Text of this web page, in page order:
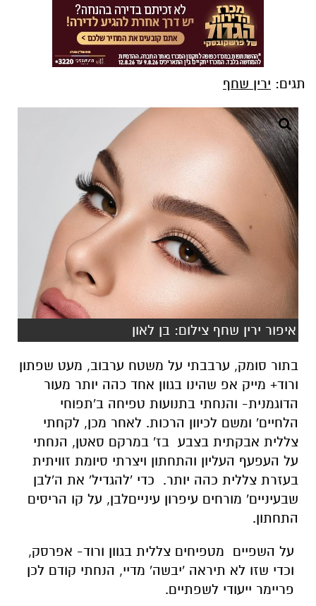
תגים: ירין שחף
איפור ירין שחף צילום: בן לאון
בתור סומק, ערבבתי על משטח ערבוב, מעט שפתון
ורוד+ מייק אפ שהינו בגוון אחד כהה יותר מעור
הדוגמנית- והנחתי בתנועות טפיחה ב'תפוחי
הלחיים' ומשם לכיוון הרכות. לאחר מכן, לקחתי
צללית אבקתית בצבע בז' במרקם סאטן, הנחתי
על העפעף העליון והתחתון ויצרתי סיומת זוויתית
בעזרת צללית כהה יותר. כדי 'להגדיל' את ה'לבן
שבעיניים' מורחים עיפרון עינייםלבן, על קו הריסים
התחתון.
על השפיים מטפיחים צללית בגוון ורוד- אפרסק,
וכדי שזו לא תיראה 'יבשה' מדיי, הנחתי קודם לכן
פריימר ייעודי לשפתיים.